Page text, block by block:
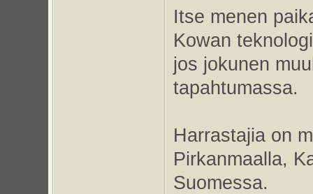
Itse menen
Kowan
jos jokunen
tapahtumassa.
Harrastajia on
Pirkanmaalla,
Suomessa.